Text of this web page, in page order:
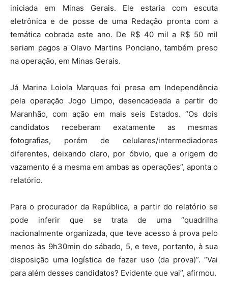
iniciada em Minas Gerais. Ele estaria com escuta
eletrônica e de posse de uma Redação pronta com a
temática cobrada este ano. De R$ 40 mil a R$ 50 mil
seriam pagos a Olavo Martins Ponciano, também preso
na operação, em Minas Gerais.
Já Marina Loiola Marques foi presa em Independência
pela operação Jogo Limpo, desencadeada a partir do
Maranhão, com ação em mais seis Estados. “Os dois
candidatos receberam exatamente as mesmas
fotografias, porém de celulares/intermediadores
diferentes, deixando claro, por óbvio, que a origem do
vazamento é a mesma em ambas as operações”, aponta o
relatório.
Para o procurador da República, a partir do relatório se
pode inferir que se trata de uma “quadrilha
nacionalmente organizada, que teve acesso à prova pelo
menos às 9h30min do sábado, 5, e teve, portanto, à sua
disposição uma logística de fazer uso (da prova)”. “Vai
para além desses candidatos? Evidente que vai”, afirmou.